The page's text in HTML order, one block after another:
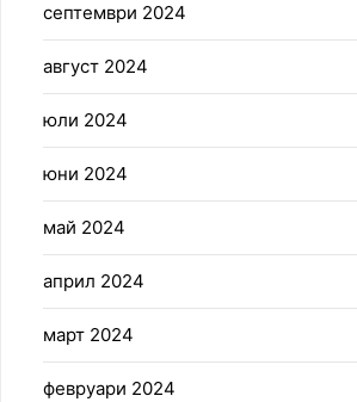
септември 2024
август 2024
юли 2024
юни 2024
май 2024
април 2024
март 2024
февруари 2024